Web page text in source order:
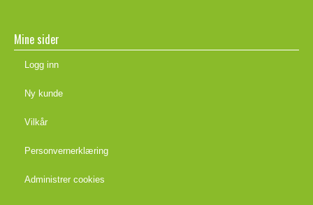
Mine sider
Logg inn
Ny kunde
Vilkår
Personvernerklæring
Administrer cookies